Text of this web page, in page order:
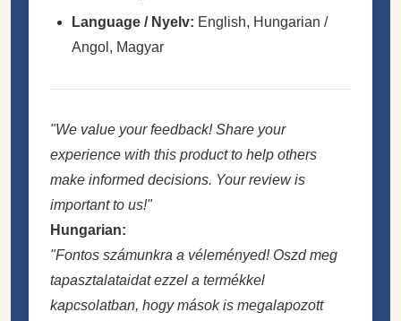
Language / Nyelv: English, Hungarian /
Angol, Magyar
"We value your feedback! Share your
experience with this product to help others
make informed decisions. Your review is
important to us!"
Hungarian:
"Fontos számunkra a véleményed! Oszd meg
tapasztalataidat ezzel a termékkel
kapcsolatban, hogy mások is megalapozott